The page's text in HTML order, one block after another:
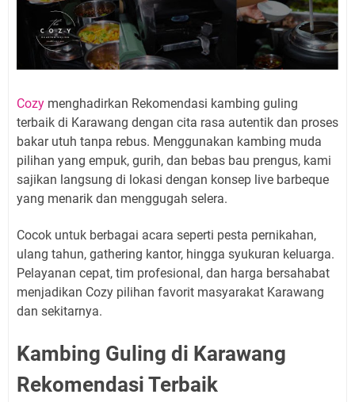
Cozy menghadirkan Rekomendasi kambing guling
terbaik di Karawang dengan cita rasa autentik dan proses
bakar utuh tanpa rebus. Menggunakan kambing muda
pilihan yang empuk, gurih, dan bebas bau prengus, kami
sajikan langsung di lokasi dengan konsep live barbeque
yang menarik dan menggugah selera.
Cocok untuk berbagai acara seperti pesta pernikahan,
ulang tahun, gathering kantor, hingga syukuran keluarga.
Pelayanan cepat, tim profesional, dan harga bersahabat
menjadikan Cozy pilihan favorit masyarakat Karawang
dan sekitarnya.
Kambing Guling di Karawang
Rekomendasi Terbaik